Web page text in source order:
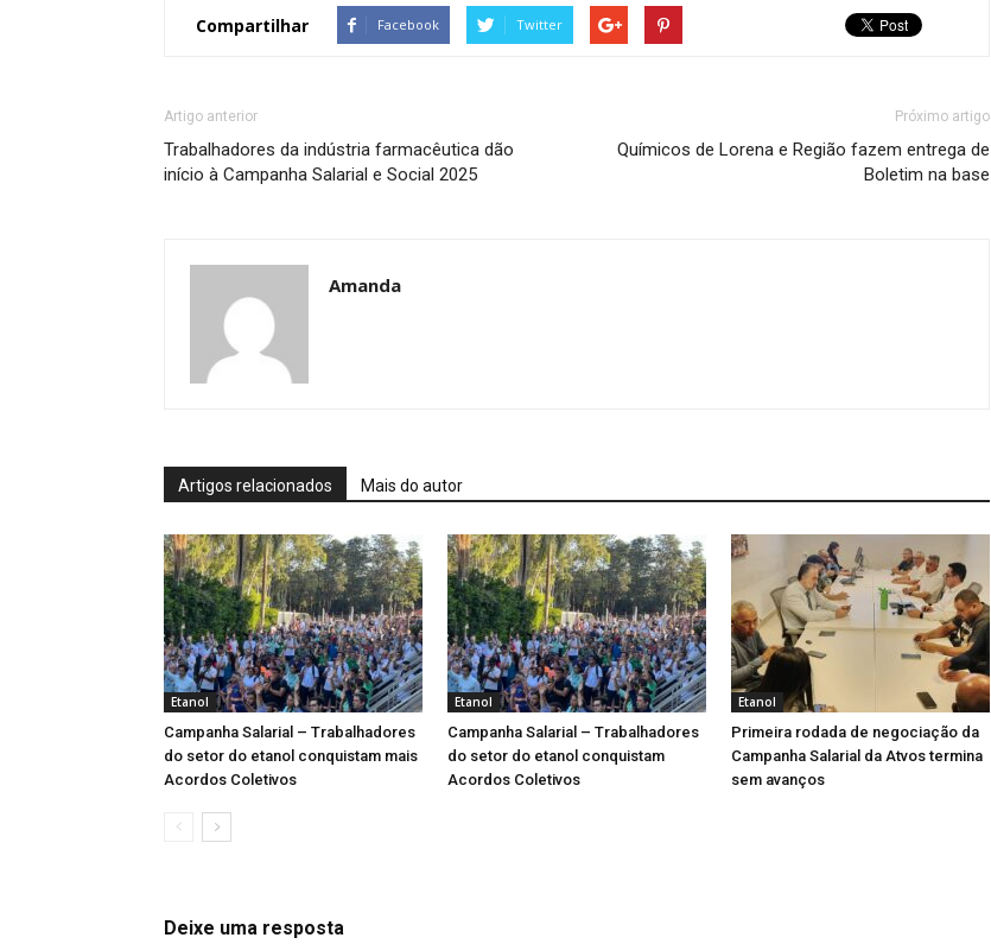
Compartilhar Facebook Twitter
Artigo anterior
Trabalhadores da indústria farmacêutica dão
início à Campanha Salarial e Social 2025
Próximo artigo
Químicos de Lorena e Região fazem entrega de
Boletim na base
Amanda
Artigos relacionados Mais do autor
Etanol
Campanha Salarial – Trabalhadores
do setor do etanol conquistam mais
Acordos Coletivos
Etanol
Campanha Salarial – Trabalhadores
do setor do etanol conquistam
Acordos Coletivos
Etanol
Primeira rodada de negociação da
Campanha Salarial da Atvos termina
sem avanços
Deixe uma resposta